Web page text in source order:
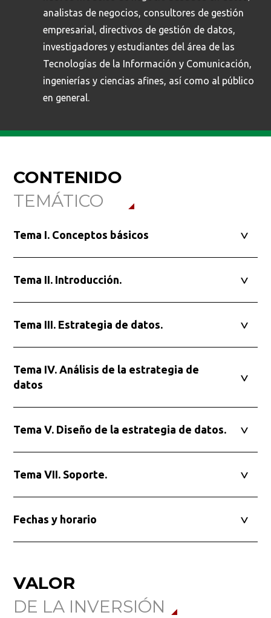
analistas de negocios, consultores de gestión
empresarial, directivos de gestión de datos,
investigadores y estudiantes del área de las
Tecnologías de la Información y Comunicación,
ingenierías y ciencias afines, así como al público
en general.
CONTENIDO
TEMÁTICO
Tema I. Conceptos básicos
Tema II. Introducción.
Tema III. Estrategia de datos.
Tema IV. Análisis de la estrategia de
datos
Tema V. Diseño de la estrategia de datos.
Tema VII. Soporte.
Fechas y horario
VALOR
DE LA INVERSIÓN